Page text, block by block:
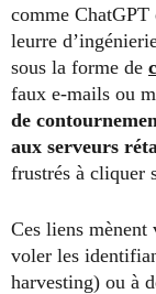
comme
leurre
sous la forme de
faux e-mails ou
de
aux serveurs
frustrés à cliquer
Ces liens mènent
voler les
harvesting) ou à